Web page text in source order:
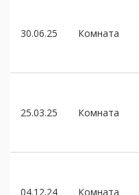
30.06.25 Комната
25.03.25 Комната
04.12.24 Комната